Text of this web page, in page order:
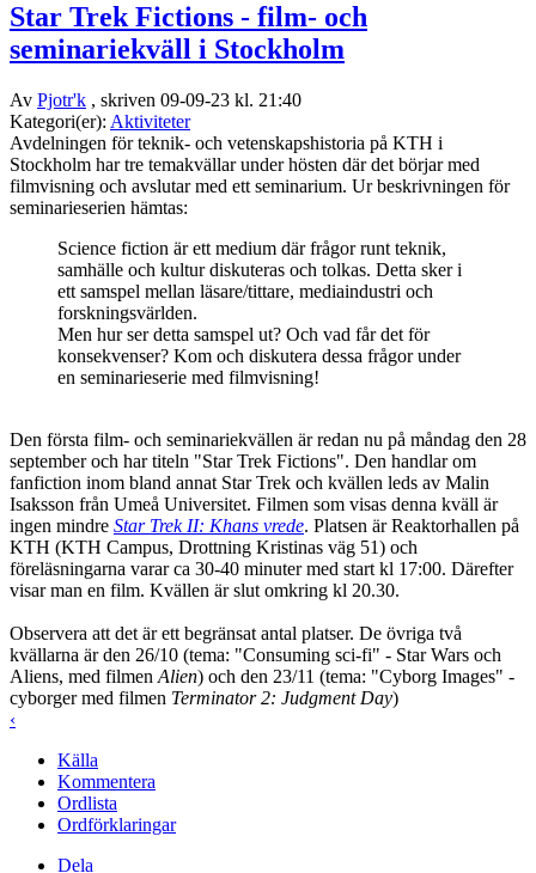
Star Trek Fictions - film- och
seminariekväll i Stockholm
Av Pjotr'k , skriven 09-09-23 kl. 21:40
Kategori(er): Aktiviteter
Avdelningen för teknik- och vetenskapshistoria på KTH i
Stockholm har tre temakvällar under hösten där det börjar med
filmvisning och avslutar med ett seminarium. Ur beskrivningen för
seminarieserien hämtas:
Science fiction är ett medium där frågor runt teknik,
samhälle och kultur diskuteras och tolkas. Detta sker i
ett samspel mellan läsare/tittare, mediaindustri och
forskningsvärlden.
Men hur ser detta samspel ut? Och vad får det för
konsekvenser? Kom och diskutera dessa frågor under
en seminarieserie med filmvisning!
Den första film- och seminariekvällen är redan nu på måndag den 28
september och har titeln "Star Trek Fictions". Den handlar om
fanfiction inom bland annat Star Trek och kvällen leds av Malin
Isaksson från Umeå Universitet. Filmen som visas denna kväll är
ingen mindre Star Trek II: Khans vrede. Platsen är Reaktorhallen på
KTH (KTH Campus, Drottning Kristinas väg 51) och
föreläsningarna varar ca 30-40 minuter med start kl 17:00. Därefter
visar man en film. Kvällen är slut omkring kl 20.30.
Observera att det är ett begränsat antal platser. De övriga två
kvällarna är den 26/10 (tema: "Consuming sci-fi" - Star Wars och
Aliens, med filmen Alien) och den 23/11 (tema: "Cyborg Images" -
cyborger med filmen Terminator 2: Judgment Day)
‹
Källa
Kommentera
Ordlista
Ordförklaringar
Dela